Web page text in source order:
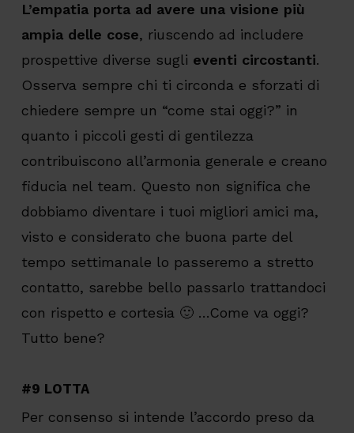
L’empatia porta ad avere una visione più
ampia delle cose, riuscendo ad includere
prospettive diverse sugli eventi circostanti.
Osserva sempre chi ti circonda e sforzati di
chiedere sempre un “come stai oggi?” in
quanto i piccoli gesti di gentilezza
contribuiscono all’armonia generale e creano
fiducia nel team. Questo non significa che
dobbiamo diventare i tuoi migliori amici ma,
visto e considerato che buona parte del
tempo settimanale lo passeremo a stretto
contatto, sarebbe bello passarlo trattandoci
con rispetto e cortesia 🙂 …Come va oggi?
Tutto bene?
#9 LOTTA
Per consenso si intende l’accordo preso da